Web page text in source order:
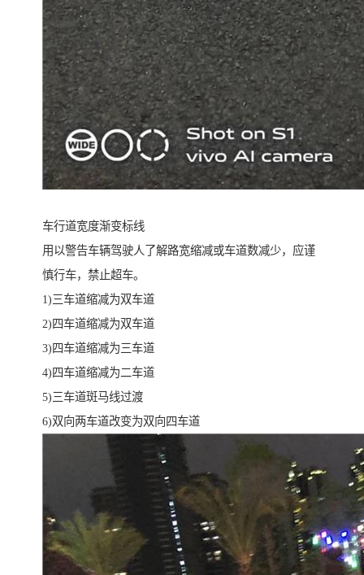
车行道宽度渐变标线
用以警告车辆驾驶人了解路宽缩减或车道数减少，应谨
慎行车，禁止超车。
1)三车道缩减为双车道
2)四车道缩减为双车道
3)四车道缩减为三车道
4)四车道缩减为二车道
5)三车道斑马线过渡
6)双向两车道改变为双向四车道